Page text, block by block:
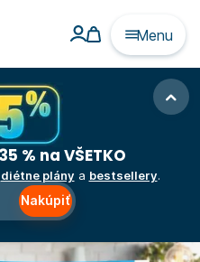
Menu
% na VŠETKO
diétne plány a bestsellery.
Nakúpiť